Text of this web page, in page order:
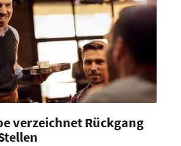
verzeichnet Rückgang